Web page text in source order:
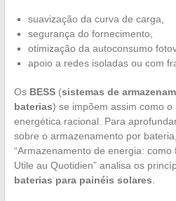
suavização da curva de carga,
segurança do fornecimento,
otimização da autoconsumo
apoio a redes isoladas ou com
Os BESS(sistemas de
baterias) se impõem assim como
energética racional. Para
sobre o armazenamento por
“Armazenamento de energia:
Utile au Quotidien” analisa os
baterias para painéis solares